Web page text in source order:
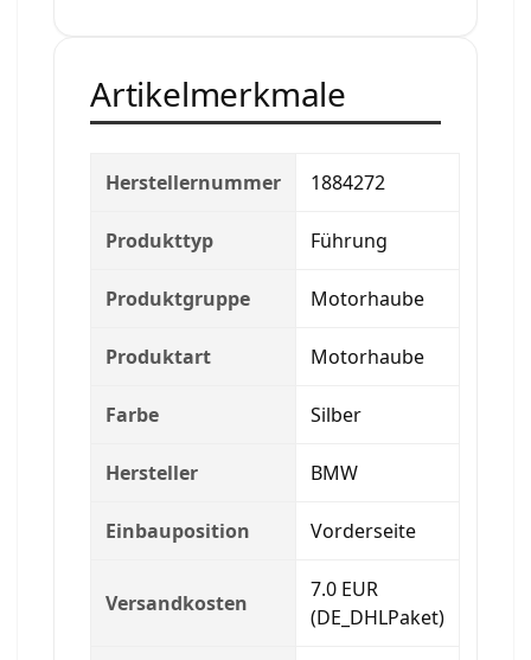
Artikelmerkmale
Herstellernummer 1884272
Produkttyp Führung
Produktgruppe Motorhaube
Produktart Motorhaube
Farbe Silber
Hersteller BMW
Einbauposition Vorderseite
Versandkosten
7.0 EUR
(DE_DHLPaket)